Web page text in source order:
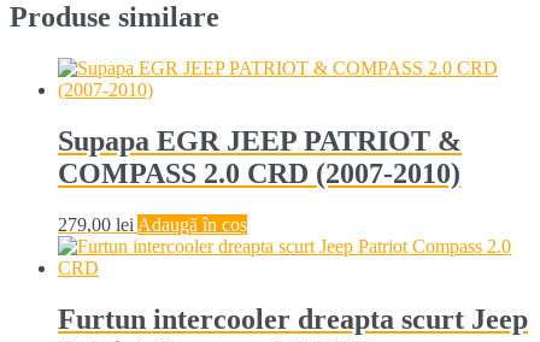
Produse similare
Supapa EGR JEEP PATRIOT &
COMPASS 2.0 CRD (2007-2010)
279,00 lei Adaugă în coș
Furtun intercooler dreapta scurt Jeep